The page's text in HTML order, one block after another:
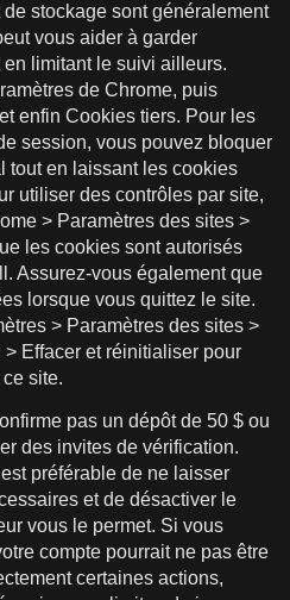
stockage sont généralement
vous aider à garder
limitant le suivi ailleurs.
de Chrome, puis
enfin Cookies tiers. Pour les
session, vous pouvez bloquer
tout en laissant les cookies
utiliser des contrôles par site,
> Paramètres des sites >
les cookies sont autorisés
Assurez-vous également que
lorsque vous quittez le site.
> Paramètres des sites >
Effacer et réinitialiser pour
site.
pas un dépôt de 50 $ ou
des invites de vérification.
préférable de ne laisser
et de désactiver le
vous le permet. Si vous
compte pourrait ne pas être
certaines actions,